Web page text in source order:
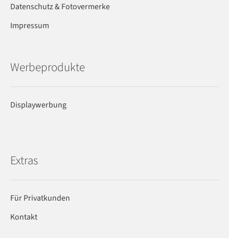
Datenschutz & Fotovermerke
Impressum
Werbeprodukte
Displaywerbung
Extras
Für Privatkunden
Kontakt